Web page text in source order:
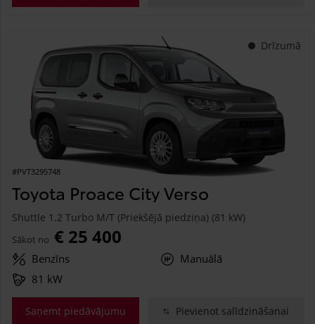
Drīzumā
#PVT3295748
Toyota Proace City Verso
Shuttle 1.2 Turbo M/T (Priekšējā piedziņa) (81 kW)
Sākot no € 25 400
Benzīns
Manuālā
81 kW
Saņemt piedāvājumu Pievienot salīdzināšanai